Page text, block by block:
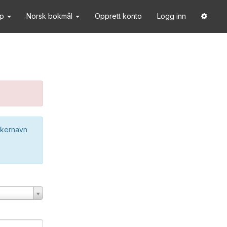
Norsk bokmål Opprett konto Logg inn